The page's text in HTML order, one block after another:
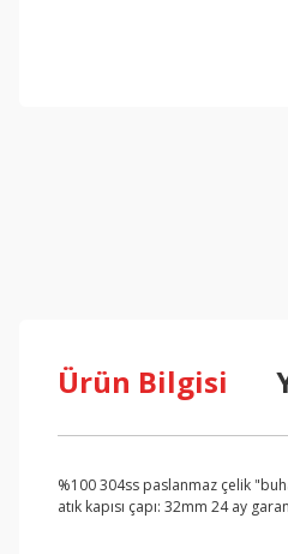
Ürün Bilgisi
%100 304ss paslanmaz çelik
atık kapısı çapı: 32mm 24 ay